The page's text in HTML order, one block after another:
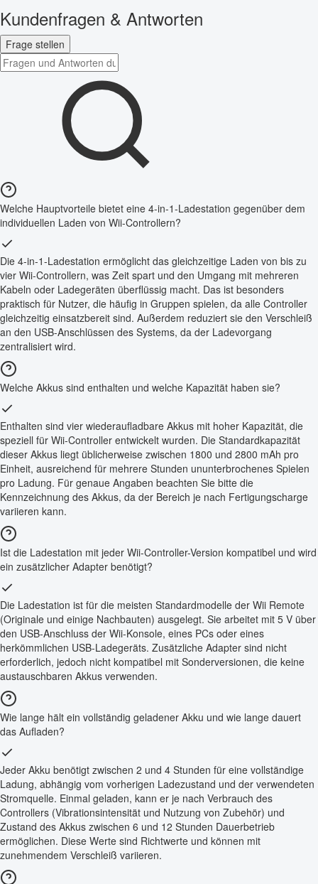
Kundenfragen & Antworten
Frage stellen
Welche Hauptvorteile bietet eine 4-in-1-Ladestation gegenüber dem
individuellen Laden von Wii-Controllern?
Die 4-in-1-Ladestation ermöglicht das gleichzeitige Laden von bis zu
vier Wii-Controllern, was Zeit spart und den Umgang mit mehreren
Kabeln oder Ladegeräten überflüssig macht. Das ist besonders
praktisch für Nutzer, die häufig in Gruppen spielen, da alle Controller
gleichzeitig einsatzbereit sind. Außerdem reduziert sie den Verschleiß
an den USB-Anschlüssen des Systems, da der Ladevorgang
zentralisiert wird.
Welche Akkus sind enthalten und welche Kapazität haben sie?
Enthalten sind vier wiederaufladbare Akkus mit hoher Kapazität, die
speziell für Wii-Controller entwickelt wurden. Die Standardkapazität
dieser Akkus liegt üblicherweise zwischen 1800 und 2800 mAh pro
Einheit, ausreichend für mehrere Stunden ununterbrochenes Spielen
pro Ladung. Für genaue Angaben beachten Sie bitte die
Kennzeichnung des Akkus, da der Bereich je nach Fertigungscharge
variieren kann.
Ist die Ladestation mit jeder Wii-Controller-Version kompatibel und wird
ein zusätzlicher Adapter benötigt?
Die Ladestation ist für die meisten Standardmodelle der Wii Remote
(Originale und einige Nachbauten) ausgelegt. Sie arbeitet mit 5 V über
den USB-Anschluss der Wii-Konsole, eines PCs oder eines
herkömmlichen USB-Ladegeräts. Zusätzliche Adapter sind nicht
erforderlich, jedoch nicht kompatibel mit Sonderversionen, die keine
austauschbaren Akkus verwenden.
Wie lange hält ein vollständig geladener Akku und wie lange dauert
das Aufladen?
Jeder Akku benötigt zwischen 2 und 4 Stunden für eine vollständige
Ladung, abhängig vom vorherigen Ladezustand und der verwendeten
Stromquelle. Einmal geladen, kann er je nach Verbrauch des
Controllers (Vibrationsintensität und Nutzung von Zubehör) und
Zustand des Akkus zwischen 6 und 12 Stunden Dauerbetrieb
ermöglichen. Diese Werte sind Richtwerte und können mit
zunehmendem Verschleiß variieren.